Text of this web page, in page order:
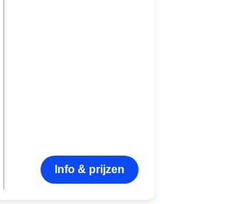
Info & prijzen